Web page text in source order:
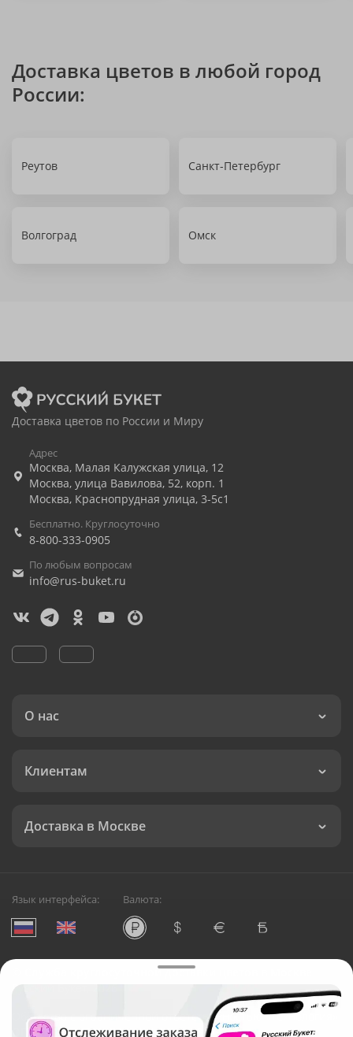
Доставка цветов в любой город
России:
Реутов Санкт-Петербург
Волгоград Омск
Доставка цветов по России и Миру
Адрес
Москва, Малая Калужская улица, 12
Москва, улица Вавилова, 52, корп. 1
Москва, Краснопрудная улица, 3-5с1
Бесплатно. Круглосуточно
8-800-333-0905
По любым вопросам
info@rus-buket.ru
О нас
Клиентам
Доставка в Москве
Язык интерфейса: Валюта:
Служба круглосуточной доставки цветов в Москве
Русский Букет, 2026
Общество с ограниченной ответственностью «Технология»
ОГРН: 1195476081745, ИНН: 5410081997